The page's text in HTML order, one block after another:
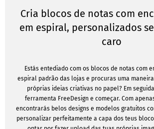
Cria blocos de notas com
em espiral, personalizados
caro
Estás entediado com os blocos de notas com
espiral padrão das lojas e procuras uma
próprias ideias criativas no papel? Em
ferramenta FreeDesign e começar. Com
encontrarás belos designs e modelos gratuitos
personalizar perfeitamente a capa dos teus